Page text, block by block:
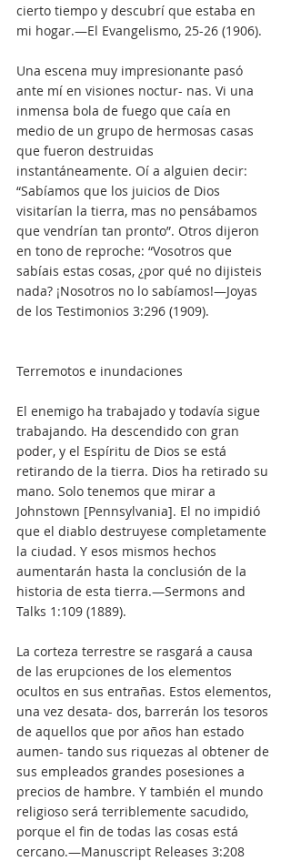
cierto tiempo y descubrí que estaba en
mi hogar.—El Evangelismo, 25-26 (1906).
Una escena muy impresionante pasó
ante mí en visiones noctur- nas. Vi una
inmensa bola de fuego que caía en
medio de un grupo de hermosas casas
que fueron destruidas
instantáneamente. Oí a alguien decir:
“Sabíamos que los juicios de Dios
visitarían la tierra, mas no pensábamos
que vendrían tan pronto”. Otros dijeron
en tono de reproche: “Vosotros que
sabíais estas cosas, ¿por qué no dijisteis
nada? ¡Nosotros no lo sabíamos!—Joyas
de los Testimonios 3:296 (1909).
Terremotos e inundaciones
El enemigo ha trabajado y todavía sigue
trabajando. Ha descendido con gran
poder, y el Espíritu de Dios se está
retirando de la tierra. Dios ha retirado su
mano. Solo tenemos que mirar a
Johnstown [Pennsylvania]. El no impidió
que el diablo destruyese completamente
la ciudad. Y esos mismos hechos
aumentarán hasta la conclusión de la
historia de esta tierra.—Sermons and
Talks 1:109 (1889).
La corteza terrestre se rasgará a causa
de las erupciones de los elementos
ocultos en sus entrañas. Estos elementos,
una vez desata- dos, barrerán los tesoros
de aquellos que por años han estado
aumen- tando sus riquezas al obtener de
sus empleados grandes posesiones a
precios de hambre. Y también el mundo
religioso será terriblemente sacudido,
porque el fin de todas las cosas está
cercano.—Manuscript Releases 3:208